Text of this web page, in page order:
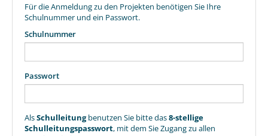
Für die Anmeldung zu den Projekten benötigen Sie Ihre
Schulnummer und ein Passwort.
Schulnummer
Passwort
AlsSchulleitungbenutzen Sie bitte das8-stellige
Schulleitungspasswort, mit dem Sie Zugang zu allen